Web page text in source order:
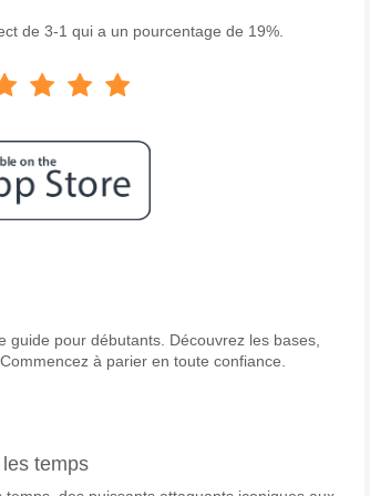
de 3-1 qui a un pourcentage de 19%.
2026 02:30.
Rapids v St. Louis City SC?
Colorado Rapids v St. Louis City SC?
de 65%.
pour débutants. Découvrez les bases,
à parier en toute confiance.
temps